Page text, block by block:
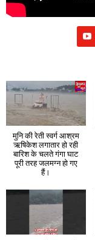
मुनि की रेती स्वर्ग आश्रम
ऋषिकेश लगातार हो रही
बारिश के चलते गंगा घाट
पूरी तरह जलमग्न हो गए
हैं।